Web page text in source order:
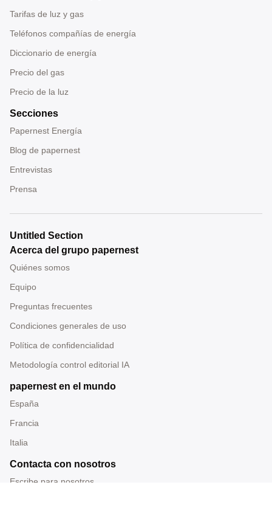
Tarifas de luz y gas
Teléfonos compañías de energía
Diccionario de energía
Precio del gas
Precio de la luz
Secciones
Papernest Energía
Blog de papernest
Entrevistas
Prensa
Untitled Section
Acerca del grupo papernest
Quiénes somos
Equipo
Preguntas frecuentes
Condiciones generales de uso
Política de confidencialidad
Metodología control editorial IA
papernest en el mundo
España
Francia
Italia
Contacta con nosotros
Escribe para nosotros